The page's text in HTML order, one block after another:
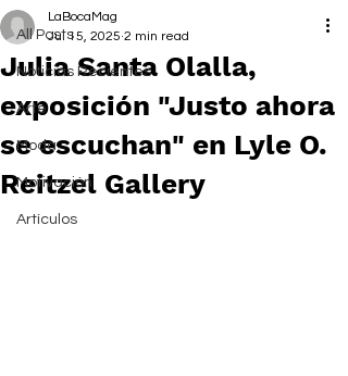
All Posts
Noticias Recientes
Arte
Moda
Motivación
Artículos
Julia Santa Olalla,
exposición "Justo ahora
se escuchan" en Lyle O.
Reitzel Gallery
LaBocaMag
Jul 15, 2025 2 min read